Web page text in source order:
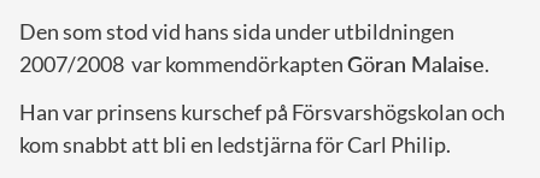
Den som stod vid hans sida under utbildningen
2007/2008 var kommendörkaptenGöran Malaise.
Han var prinsens kurschef på Försvarshögskolan och
kom snabbt att bli en ledstjärna för Carl Philip.